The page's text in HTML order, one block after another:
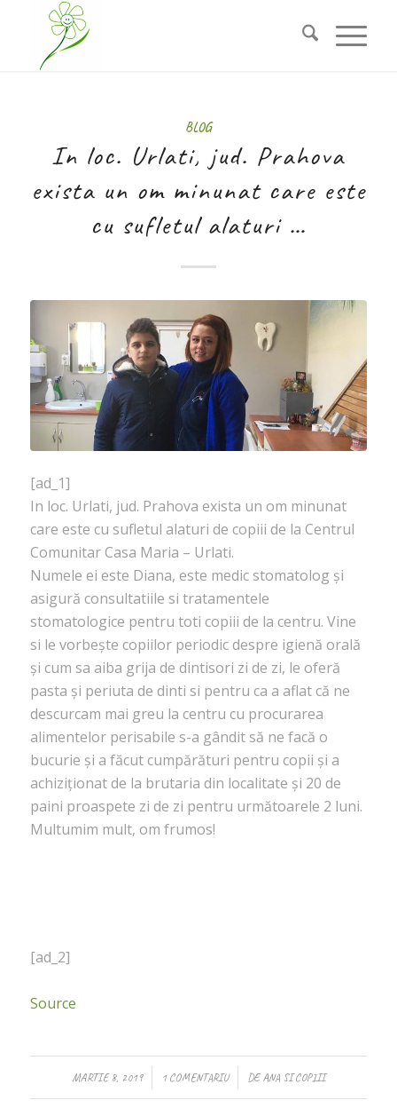
BLOG
In loc. Urlati, jud. Prahova
exista un om minunat care este
cu sufletul alaturi …
[ad_1]
In loc. Urlati, jud. Prahova exista un om minunat
care este cu sufletul alaturi de copiii de la Centrul
Comunitar Casa Maria – Urlati.
Numele ei este Diana, este medic stomatolog și
asigură consultatiile si tratamentele
stomatologice pentru toti copiii de la centru. Vine
si le vorbește copiilor periodic despre igienă orală
și cum sa aiba grija de dintisori zi de zi, le oferă
pasta și periuta de dinti si pentru ca a aflat că ne
descurcam mai greu la centru cu procurarea
alimentelor perisabile s-a gândit să ne facă o
bucurie și a făcut cumpărături pentru copii și a
achiziționat de la brutaria din localitate și 20 de
paini proaspete zi de zi pentru următoarele 2 luni.
Multumim mult, om frumos!
[ad_2]
Source
MARTIE 8, 2019
/ 1 COMENTARIU
/ DEANA SI COPIII